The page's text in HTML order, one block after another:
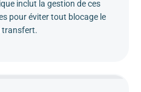
inclut la gestion de ces
pour éviter tout blocage le
transfert.